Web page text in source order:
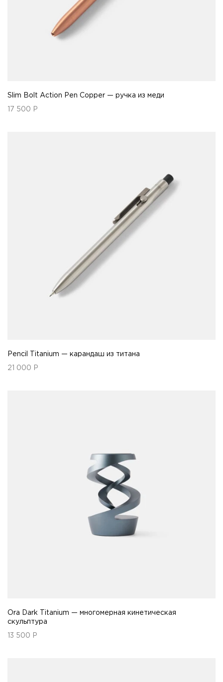
Slim Bolt Action Pen Copper — ручка из меди
17 500 Р
Pencil Titanium — карандаш из титана
21 000 Р
Ora Dark Titanium — многомерная кинетическая
скульптура
13 500 Р